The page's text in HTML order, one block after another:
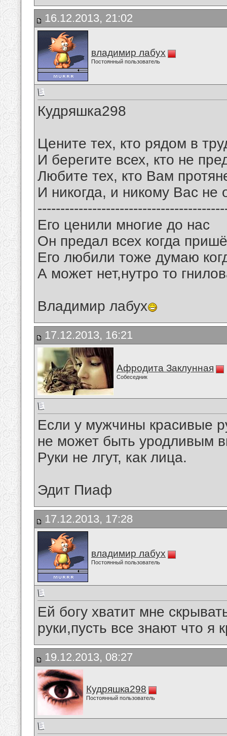
16.12.2013, 21:02
владимир лабух
Постоянный пользователь
Кудряшка298
Цените тех, кто рядом в
И берегите всех, кто не
Любите тех, кто Вам
И никогда, и никому Вас не
Его ценили многие до нас
Он предал всех когда
Его любили тоже думаю
А может нет,нутро то
Владимир лабух
17.12.2013, 16:21
Афродита Заклунная
Собеседник
Если у мужчины красивые
не может быть уродливым
Руки не лгут, как лица.
Эдит Пиаф
17.12.2013, 17:28
владимир лабух
Постоянный пользователь
Ей богу хватит мне
руки,пусть все знают что я
19.12.2013, 08:27
Кудряшка298
Постоянный пользователь